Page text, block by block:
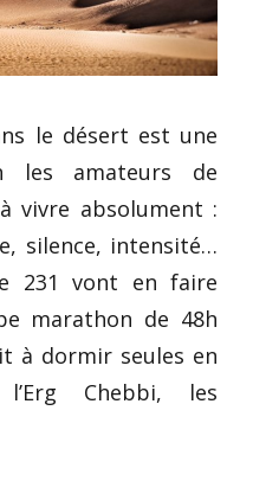
le désert est une
les amateurs de
vivre absolument :
silence, intensité…
231 vont en faire
marathon de 48h
à dormir seules en
Chebbi, les